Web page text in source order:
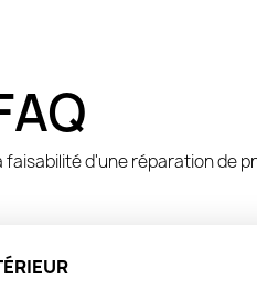
d'une réparation de